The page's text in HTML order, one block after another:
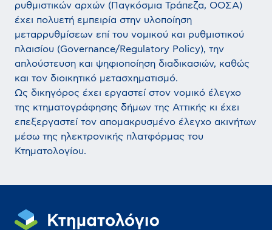
ρυθμιστικών αρχών (Παγκόσμια Τράπεζα, ΟΟΣΑ)
έχει πολυετή εμπειρία στην υλοποίηση
μεταρρυθμίσεων επί του νομικού και ρυθμιστικού
πλαισίου (Governance/Regulatory Policy), την
απλούστευση και ψηφιοποίηση διαδικασιών, καθώς
και τον διοικητικό μετασχηματισμό.
Ως δικηγόρος έχει εργαστεί στον νομικό έλεγχο
της κτηματογράφησης δήμων της Αττικής κι έχει
επεξεργαστεί τον απομακρυσμένο έλεγχο ακινήτων
μέσω της ηλεκτρονικής πλατφόρμας του
Κτηματολογίου.